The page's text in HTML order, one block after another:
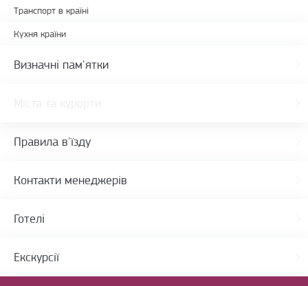
Транспорт в країні
Кухня країни
Визначні пам'ятки
Правила в'їзду
Контакти менеджерів
Готелі
Екскурсії